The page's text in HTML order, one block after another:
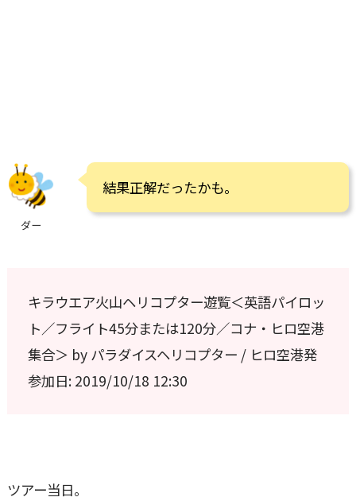
ダー
結果正解だったかも。
キラウエア火山ヘリコプター遊覧＜英語パイロッ
ト／フライト45分または120分／コナ・ヒロ空港
集合＞ by パラダイスヘリコプター / ヒロ空港発
参加日: 2019/10/18 12:30
ツアー当日。